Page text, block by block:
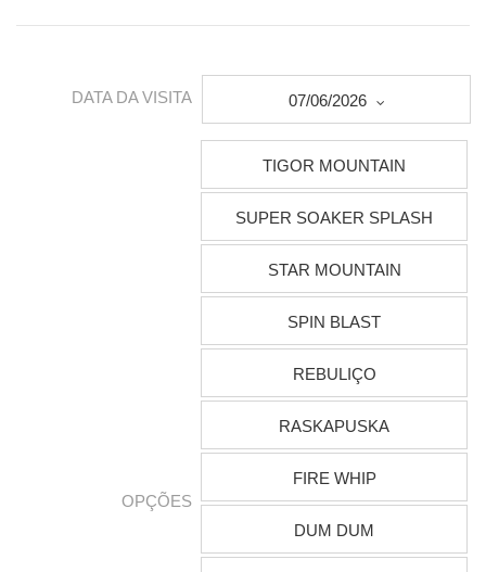
DATA DA VISITA 07/06/2026
OPÇÕES
TIGOR MOUNTAIN
SUPER SOAKER SPLASH
STAR MOUNTAIN
SPIN BLAST
REBULIÇO
RASKAPUSKA
FIRE WHIP
DUM DUM